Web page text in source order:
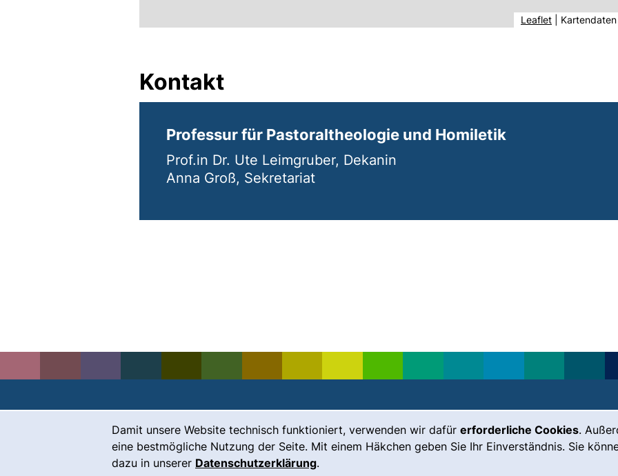
Damit unsere Website technisch funktioniert, verwenden wir dafür erforderliche Cookies.
eine bestmögliche Nutzung der Seite. Mit einem Häkchen geben Sie Ihr Einverständnis. Sie
dazu in unserer Datenschutzerklärung.
Leaflet(externer
Kontakt
Professur für Pastoraltheologie und Homiletik
Prof.in Dr. Ute Leimgruber, Dekanin
Anna Groß, Sekretariat
Kontakt
Karriere
Leichte Sprache
Gebärdensprache
Impressum